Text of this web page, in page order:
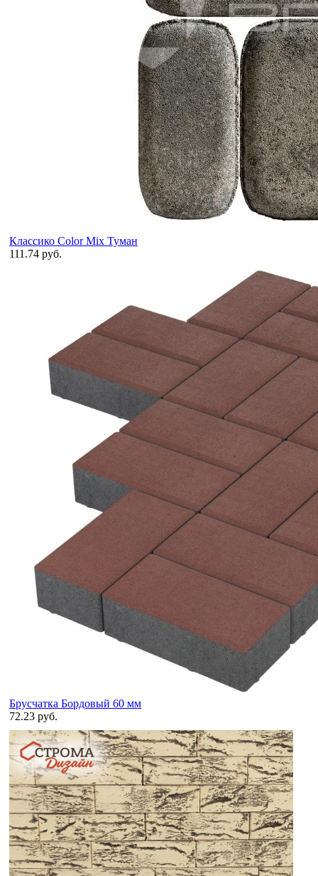
Классико Color Mix Туман
111.74 руб.
Брусчатка Бордовый 60 мм
72.23 руб.